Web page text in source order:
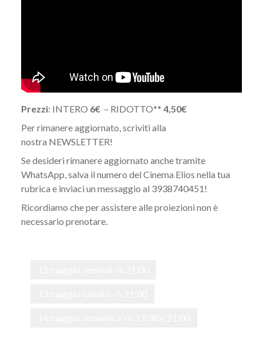
Prezzi: INTERO 6€– RIDOTTO** 4,50€
Per rimanere aggiornato, scriviti alla
nostra NEWSLETTER!
Se desideri rimanere aggiornato anche tramite
WhatsApp, salva il numero del Cinema Elios nella tua
rubrica e inviaci un messaggio al 3938740451!
Ricordiamo che per assistere alle proiezioni non è
necessario prenotare.